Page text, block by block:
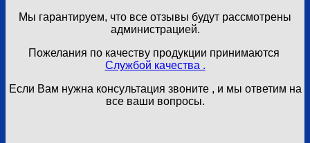
Мы гарантируем, что все отзывы будут рассмотрены
администрацией.
Пожелания по качеству продукции принимаются
Службой качества .
Если Вам нужна консультация звоните , и мы ответим на
все ваши вопросы.